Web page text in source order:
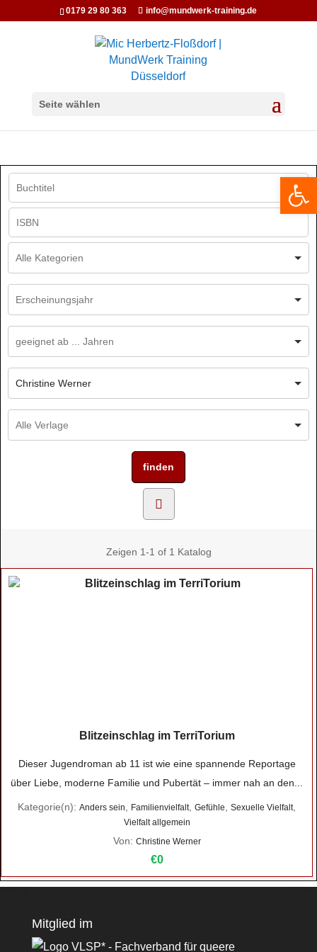
0179 29 80 363 info@mundwerk-training.de
Seite wählen
Christine Werner
Zeigen 1-1 of 1 Katalog
Blitzeinschlag im TerriTorium
Dieser Jugendroman ab 11 ist wie eine spannende Reportage
über Liebe, moderne Familie und Pubertät – immer nah an den...
Kategorie(n): Anders sein Familienvielfalt, Gefühle Sexuelle Vielfalt,
Vielfalt allgemein
Von: Christine Werner
€0
Mitglied im